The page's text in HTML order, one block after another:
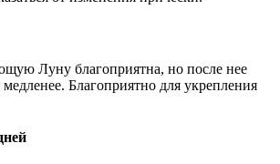
Луну благоприятна, но после нее
Благоприятно для укрепления